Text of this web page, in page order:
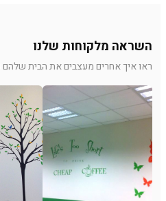
השראה מלקוחות שלנו
ראו איך אחרים מעצבים את הבית